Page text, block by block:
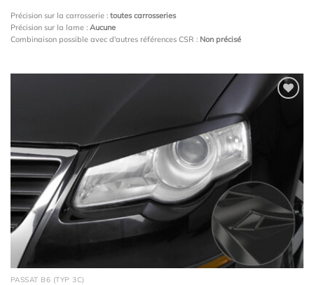
Précision sur la carrosserie : toutes carrosseries
Précision sur la lame : Aucune
Combinaison possible avec d'autres références CSR : Non précisé
PASSAT B6 (TYP 3C)